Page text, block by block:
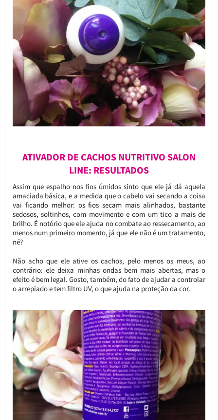
ATIVADOR DE CACHOS NUTRITIVO SALON
LINE: RESULTADOS
Assim que espalho nos fios úmidos sinto que ele já dá aquela
amaciada básica, e a medida que o cabelo vai secando a coisa
vai ficando melhor: os fios secam mais alinhados, bastante
sedosos, soltinhos, com movimento e com um tico a mais de
brilho. É notório que ele ajuda no combate ao ressecamento, ao
menos num primeiro momento, já que ele não é um tratamento,
né?
Não acho que ele ative os cachos, pelo menos os meus, ao
contrário: ele deixa minhas ondas bem mais abertas, mas o
efeito é bem legal. Gosto, também, do fato de ajudar a controlar
o arrepiado e tem filtro UV, o que ajuda na proteção da cor.